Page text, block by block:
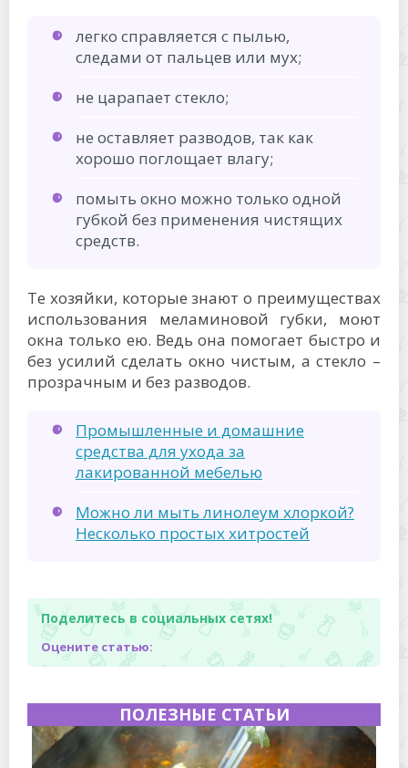
легко справляется с пылью,
следами от пальцев или мух;
не царапает стекло;
не оставляет разводов, так как
хорошо поглощает влагу;
помыть окно можно только одной
губкой без применения чистящих
средств.
Те хозяйки, которые знают о преимуществах
использования меламиновой губки, моют
окна только ею. Ведь она помогает быстро и
без усилий сделать окно чистым, а стекло –
прозрачным и без разводов.
Промышленные и домашние
средства для ухода за
лакированной мебелью
Можно ли мыть линолеум хлоркой?
Несколько простых хитростей
Поделитесь в социальных сетях!
Оцените статью:
ПОЛЕЗНЫЕ СТАТЬИ